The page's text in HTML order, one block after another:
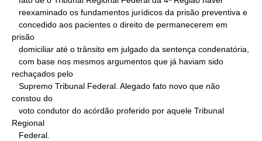
prisão
rechaçados pelo
constou do
Regional